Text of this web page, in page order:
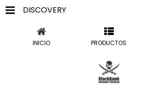
DISCOVERY
INICIO PRODUCTOS